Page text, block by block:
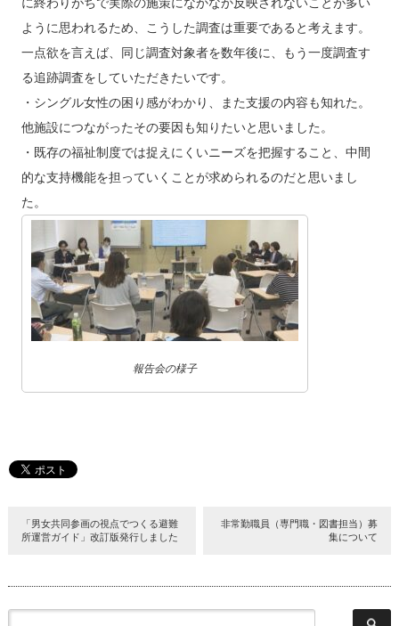
ように思われるため、こうした調査は重要であると考えます。
⼀点欲を⾔えば、同じ調査対象者を数年後に、もう⼀度調査す
る追跡調査をしていただきたいです。
・シングル⼥性の困り感がわかり、また⽀援の内容も知れた。
他施設につながったその要因も知りたいと思いました。
・既存の福祉制度では捉えにくいニーズを把握すること、中間
的な⽀持機能を担っていくことが求められるのだと思いまし
た。
報告会の様子
「男女共同参画の視点でつくる避難
所運営ガイド」改訂版発行しました
非常勤職員（専門職・図書担当）募
集について